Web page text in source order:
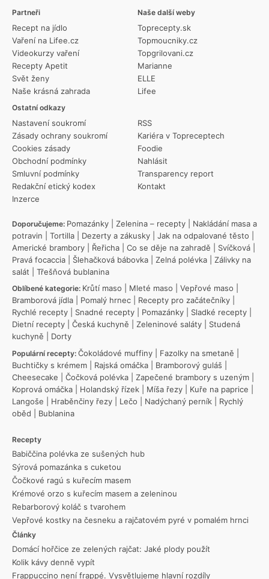
Partneři
Recept na jídlo
Vaření na Lifee.cz
Videokurzy vaření
Recepty Apetit
Svět ženy
Naše krásná zahrada
Ostatní odkazy
Nastavení soukromí
Zásady ochrany soukromí
Cookies zásady
Obchodní podmínky
Smluvní podmínky
Redakční etický kodex
Inzerce
RSS
Kariéra v Topreceptech
Foodie
Nahlásit
Transparency report
Kontakt
Naše další weby
Toprecepty.sk
Topmoucniky.cz
Topgrilovani.cz
Marianne
ELLE
Lifee
Doporučujeme: Pomazánky Zelenina – recepty
Nakládání masa a
potravin
Tortilla Dezerty a zákusky Jak na odpalované těsto
Americké brambory
Řeřicha Co se děje na zahradě Svíčková
Pravá focaccia
Šlehačková bábovka Zelná polévka
Zálivky na
salát
Třešňová bublanina
Oblíbené kategorie: Krůtí maso Mleté maso Vepřové maso
Bramborová jídla
Pomalý hrnec Recepty pro začátečníky
Rychlé recepty
Snadné recepty Pomazánky Sladké recepty
Dietní recepty
Česká kuchyně Zeleninové saláty
Studená
kuchyně
Dorty
Populární recepty: Čokoládové muffiny Fazolky na smetaně
Buchtičky s krémem
Rajská omáčka Bramborový guláš
Cheesecake
Čočková polévka Zapečené brambory s uzeným
Koprová omáčka
Holandský řízek Míša řezy Kuře na paprice
Langoše
Hraběnčiny řezy Lečo Nadýchaný perník
Rychlý
oběd
Bublanina
Recepty
Babiččina polévka ze sušených hub
Sýrová pomazánka s cuketou
Čočkové ragú s kuřecím masem
Krémové orzo s kuřecím masem a zeleninou
Rebarborový koláč s tvarohem
Vepřové kostky na česneku a rajčatovém pyré v pomalém hrnci
Články
Domácí hořčice ze zelených rajčat: Jaké plody použít
Kolik kávy denně vypít
Frappuccino není frappé. Vysvětlujeme hlavní rozdíly